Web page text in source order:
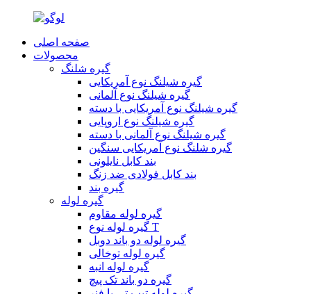
صفحه اصلی
محصولات
گیره شلنگ
گیره شیلنگ نوع آمریکایی
گیره شیلنگ نوع آلمانی
گیره شیلنگ نوع آمریکایی با دسته
گیره شیلنگ نوع اروپایی
گیره شیلنگ نوع آلمانی با دسته
گیره شلنگ نوع آمریکایی سنگین
بند کابل نایلونی
بند کابل فولادی ضد زنگ
گیره بند
گیره لوله
گیره لوله مقاوم
گیره لوله نوع T
گیره لوله دو باند دوبل
گیره لوله توخالی
گیره لوله انبه
گیره دو باند تک پیچ